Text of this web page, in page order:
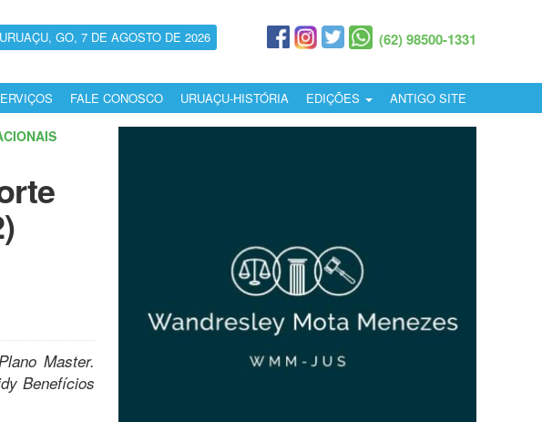
GO, 7 DE AGOSTO DE 2026 (62) 98500-1331
FALE CONOSCO URUAÇU-HISTÓRIA EDIÇÕES ANTIGO SITE
Master.
Benefícios